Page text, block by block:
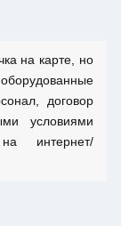
на карте, но
договор
условиями
интернет/